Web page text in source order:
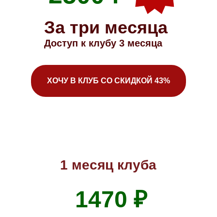
За три месяца
Доступ к клубу 3 месяца
ХОЧУ В КЛУБ СО СКИДКОЙ 43%
1 месяц клуба
1470 ₽